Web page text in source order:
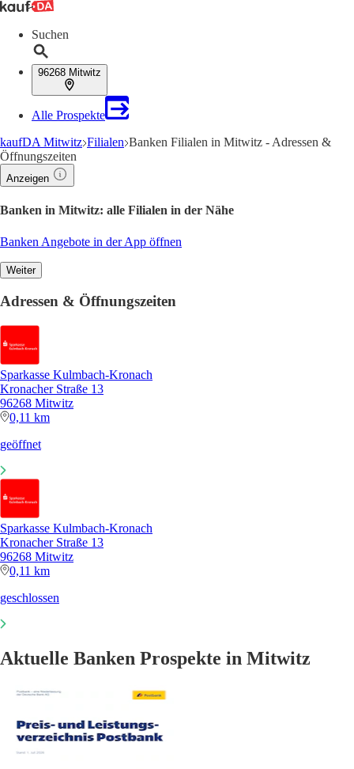
Suchen
96268 Mitwitz
Alle Prospekte
kaufDA Mitwitz Filialen Banken Filialen in Mitwitz - Adressen &
Öffnungszeiten
Anzeigen
Banken in Mitwitz: alle Filialen in der Nähe
Banken Angebote in der App öffnen
Weiter
Adressen & Öffnungszeiten
Sparkasse Kulmbach-Kronach
Kronacher Straße 13
96268 Mitwitz
0,11 km
geöffnet
Sparkasse Kulmbach-Kronach
Kronacher Straße 13
96268 Mitwitz
0,11 km
geschlossen
Aktuelle Banken Prospekte in Mitwitz